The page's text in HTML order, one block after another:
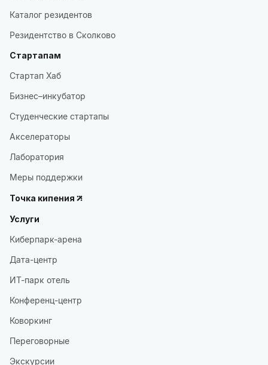
Каталог резидентов
Резидентство в Сколково
Стартапам
Стартап Хаб
Бизнес–инкубатор
Студенческие стартапы
Акселераторы
Лаборатория
Меры поддержки
Точка кипения
Услуги
Киберпарк-арена
Дата-центр
ИТ-парк отель
Конференц-центр
Коворкинг
Переговорные
Экскурсии